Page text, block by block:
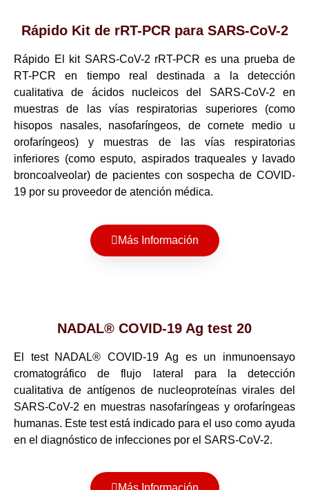
Rápido Kit de rRT-PCR para SARS-CoV-2
Rápido El kit SARS-CoV-2 rRT-PCR es una prueba de
RT-PCR en tiempo real destinada a la detección
cualitativa de ácidos nucleicos del SARS-CoV-2 en
muestras de las vías respiratorias superiores (como
hisopos nasales, nasofaríngeos, de cornete medio u
orofaríngeos) y muestras de las vías respiratorias
inferiores (como esputo, aspirados traqueales y lavado
broncoalveolar) de pacientes con sospecha de COVID-
19 por su proveedor de atención médica.
Más Información
NADAL® COVID-19 Ag test 20
El test NADAL® COVID-19 Ag es un inmunoensayo
cromatográfico de flujo lateral para la detección
cualitativa de antígenos de nucleoproteínas virales del
SARS-CoV-2 en muestras nasofaríngeas y orofaríngeas
humanas. Este test está indicado para el uso como ayuda
en el diagnóstico de infecciones por el SARS-CoV-2.
Más Información